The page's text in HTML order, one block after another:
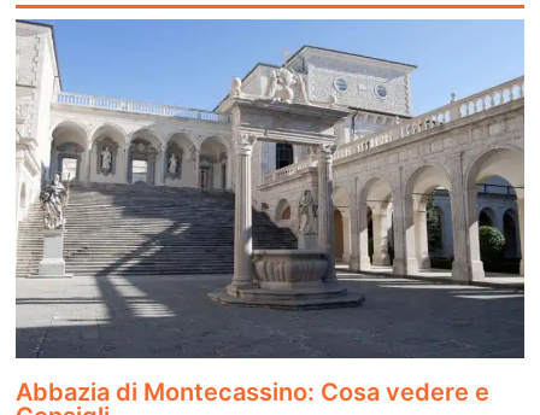
Abbazia di Montecassino: Cosa vedere e